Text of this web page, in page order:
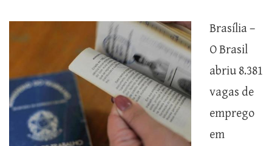
Brasília –
O Brasil
abriu 8.381
vagas de
emprego
em